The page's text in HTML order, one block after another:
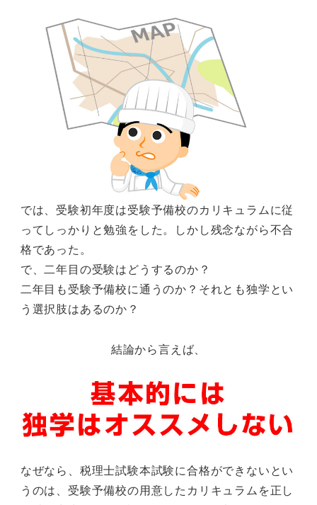
では、受験初年度は受験予備校のカリキュラムに従
ってしっかりと勉強をした。しかし残念ながら不合
格であった。
で、二年目の受験はどうするのか？
二年目も受験予備校に通うのか？それとも独学とい
う選択肢はあるのか？
結論から言えば、
なぜなら、税理士試験本試験に合格ができないとい
うのは、受験予備校の用意したカリキュラムを正し